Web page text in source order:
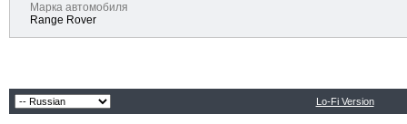
Марка автомобиля
Range Rover
Lo-Fi Version